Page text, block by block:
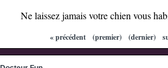
Ne laissez jamais votre chien vous
« précédent (premier) (dernier)